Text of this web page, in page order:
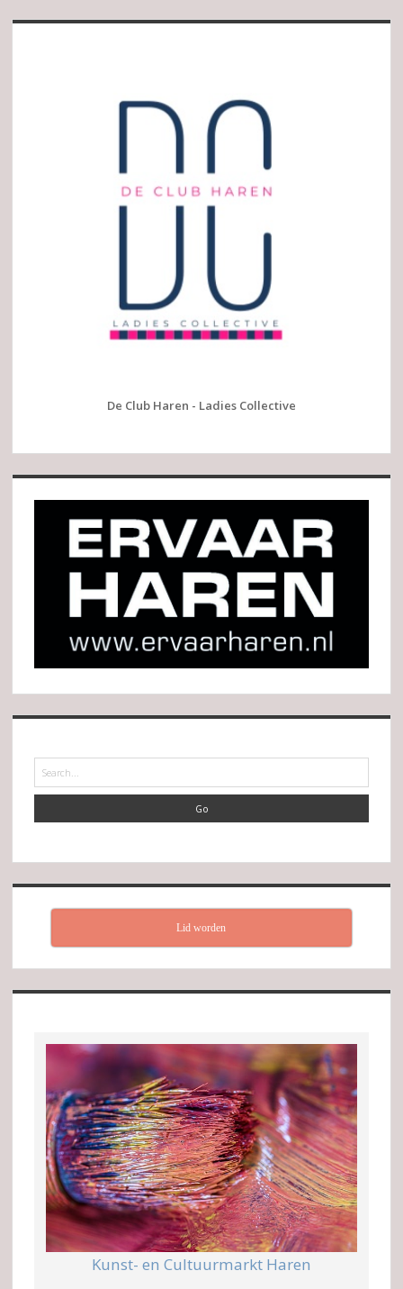
De Club Haren - Ladies Collective
Lid worden
Kunst- en Cultuurmarkt Haren